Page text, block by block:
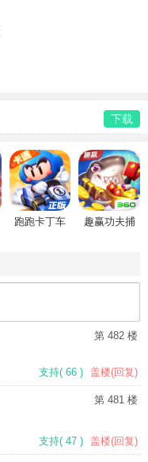
下载
跑跑卡丁车
趣赢功夫捕
第 482 楼
支持( 66 ) 盖楼(回复)
第 481 楼
支持( 47 ) 盖楼(回复)